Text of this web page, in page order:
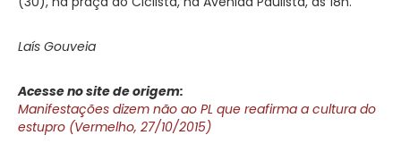
Laís Gouveia
Acesse no site de origem:
Manifestações dizem não ao PL que reafirma a cultura do
estupro (Vermelho, 27/10/2015)